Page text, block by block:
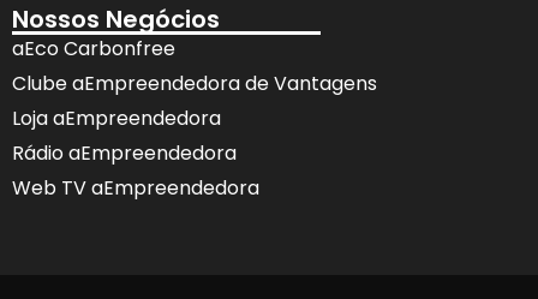
Nossos Negócios
aEco Carbonfree
Clube aEmpreendedora de Vantagens
Loja aEmpreendedora
Rádio aEmpreendedora
Web TV aEmpreendedora